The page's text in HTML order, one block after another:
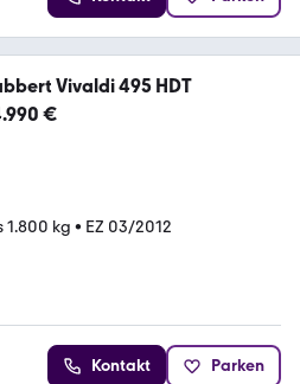
Vivaldi 495 HDT
€
1.800 kg • EZ 03/2012
Kontakt Parken